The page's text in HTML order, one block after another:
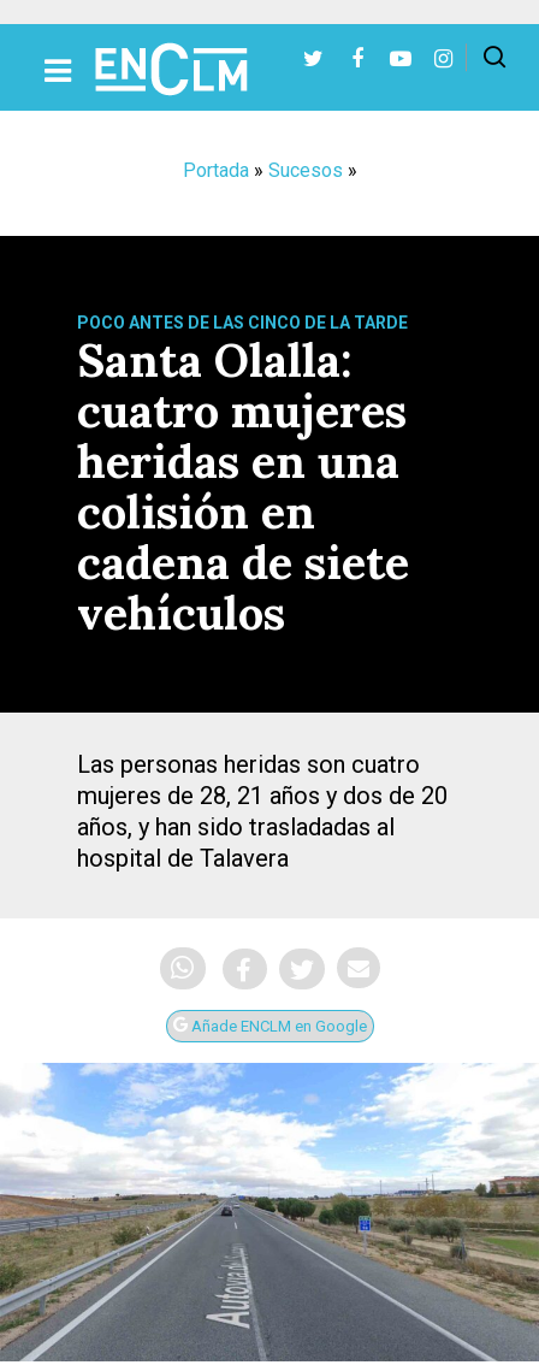
Portada» Sucesos »
POCO ANTES DE LAS CINCO DE LA TARDE
Santa Olalla:
cuatro mujeres
heridas en una
colisión en
cadena de siete
vehículos
Las personas heridas son cuatro
mujeres de 28, 21 años y dos de 20
años, y han sido trasladadas al
hospital de Talavera
Añade ENCLM en Google